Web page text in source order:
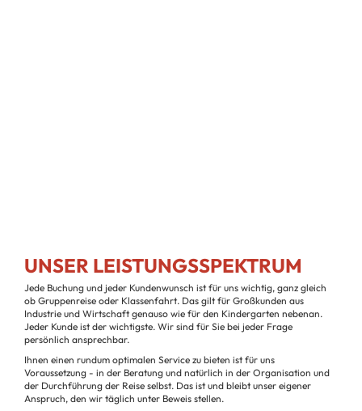
UNSER LEISTUNGSSPEKTRUM
Jede Buchung und jeder Kundenwunsch ist für uns wichtig, ganz gleich
ob Gruppenreise oder Klassenfahrt. Das gilt für Großkunden aus
Industrie und Wirtschaft genauso wie für den Kindergarten nebenan.
Jeder Kunde ist der wichtigste. Wir sind für Sie bei jeder Frage
persönlich ansprechbar.
Ihnen einen rundum optimalen Service zu bieten ist für uns
Voraussetzung - in der Beratung und natürlich in der Organisation und
der Durchführung der Reise selbst. Das ist und bleibt unser eigener
Anspruch, den wir täglich unter Beweis stellen.